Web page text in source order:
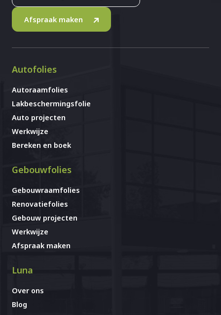
Afspraak maken
Autofolies
Autoraamfolies
Lakbeschermingsfolie
Auto projecten
Werkwijze
Bereken en boek
Gebouwfolies
Gebouwraamfolies
Renovatiefolies
Gebouw projecten
Werkwijze
Afspraak maken
Luna
Over ons
Blog